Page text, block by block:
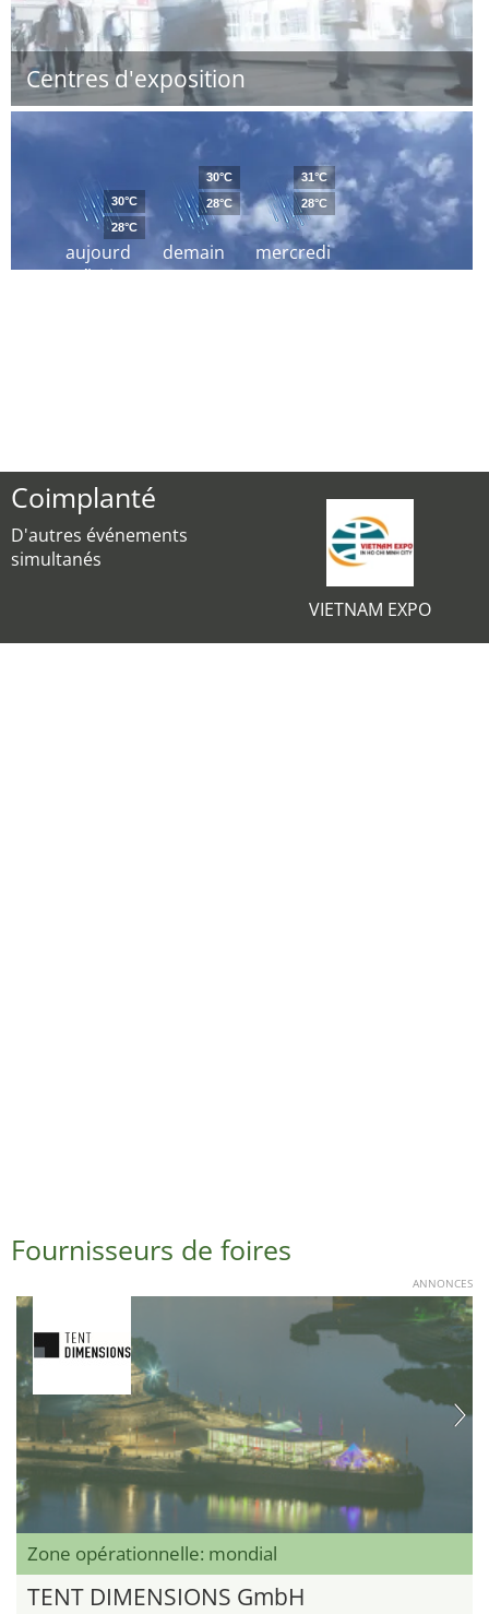
Centres d'exposition
aujourd
´hui
30°C
28°C
demain
30°C
28°C
mercredi
31°C
28°C
Coimplanté
D'autres événements
simultanés
VIETNAM EXPO
Fournisseurs de foires
ANNONCES
Zone opérationnelle: mondial
TENT DIMENSIONS GmbH